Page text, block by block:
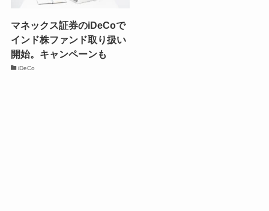
マネックス証券のiDeCoで
インド株ファンド取り扱い
開始。キャンペーンも
iDeCo